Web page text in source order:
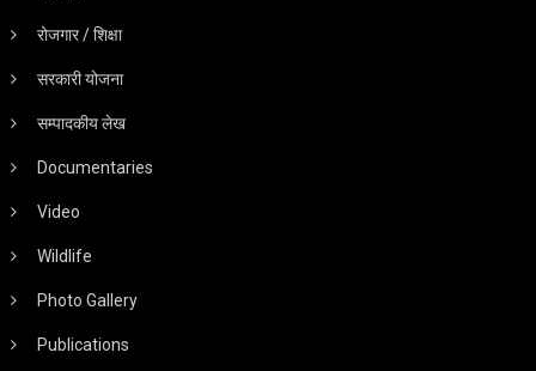
रोजगार / शिक्षा
सरकारी योजना
सम्पादकीय लेख
Documentaries
Video
Wildlife
Photo Gallery
Publications